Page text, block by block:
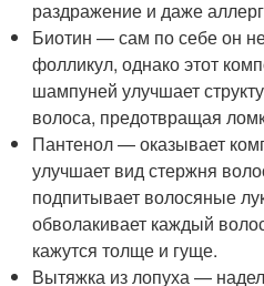
раздражение и даже
Биотин — сам по себе он
фолликул, однако этот
шампуней улучшает
волоса, предотвращая
Пантенол — оказывает
улучшает вид стержня
подпитывает волосяные
обволакивает каждый
кажутся толще и гуще.
Вытяжка из лопуха —